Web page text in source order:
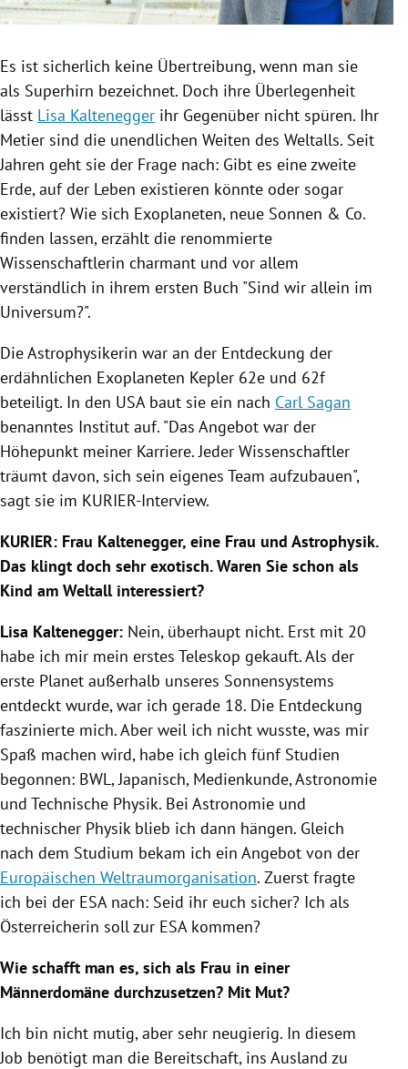
Untermenü
Untermenü
Es ist sicherlich keine Übertreibung, wenn man sie
als Superhirn bezeichnet. Doch ihre Überlegenheit
lässt Lisa Kaltenegger ihr Gegenüber nicht spüren. Ihr
Metier sind die unendlichen Weiten des Weltalls. Seit
Jahren geht sie der Frage nach: Gibt es eine zweite
Erde, auf der Leben existieren könnte oder sogar
existiert? Wie sich Exoplaneten, neue Sonnen & Co.
finden lassen, erzählt die renommierte
Wissenschaftlerin charmant und vor allem
verständlich in ihrem ersten Buch "Sind wir allein im
Universum?".
Die Astrophysikerin war an der Entdeckung der
erdähnlichen Exoplaneten Kepler 62e und 62f
beteiligt. In den USAbaut sie ein nach Carl Sagan
benanntes Institut auf. "Das Angebot war der
Höhepunkt meiner Karriere. Jeder Wissenschaftler
träumt davon, sich sein eigenes Team aufzubauen",
sagt sie im KURIER-Interview.
KURIER: Frau Kaltenegger, eine Frau und Astrophysik.
Das klingt doch sehr exotisch. Waren Sie schon als
Kind am Weltall interessiert?
Lisa Kaltenegger: Nein, überhaupt nicht. Erst mit 20
habe ich mir mein erstes Teleskop gekauft. Als der
erste Planet außerhalb unseres Sonnensystems
entdeckt wurde, war ich gerade 18. Die Entdeckung
faszinierte mich. Aber weil ich nicht wusste, was mir
Spaß machen wird, habe ich gleich fünf Studien
begonnen: BWL, Japanisch, Medienkunde, Astronomie
und Technische Physik. Bei Astronomie und
technischer Physik blieb ich dann hängen. Gleich
nach dem Studium bekam ich ein Angebot von der
Europäischen Weltraumorganisation. Zuerst fragte
ich bei der ESAnach: Seid ihr euch sicher? Ich als
Österreicherin soll zur ESAkommen?
Wie schafft man es, sich als Frau in einer
Männerdomäne durchzusetzen? Mit Mut?
Ich bin nicht mutig, aber sehr neugierig. In diesem
Job benötigt man die Bereitschaft, ins Ausland zu